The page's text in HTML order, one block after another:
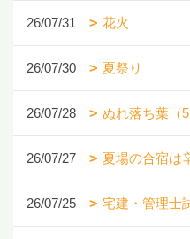
26/07/31 花火
26/07/30 夏祭り
26/07/28 ぬれ落ち葉（
26/07/27 夏場の合宿は
26/07/25 宅建・管理士